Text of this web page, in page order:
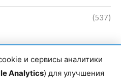
(537)
и сервисы аналитики
Analytics) для улучшения